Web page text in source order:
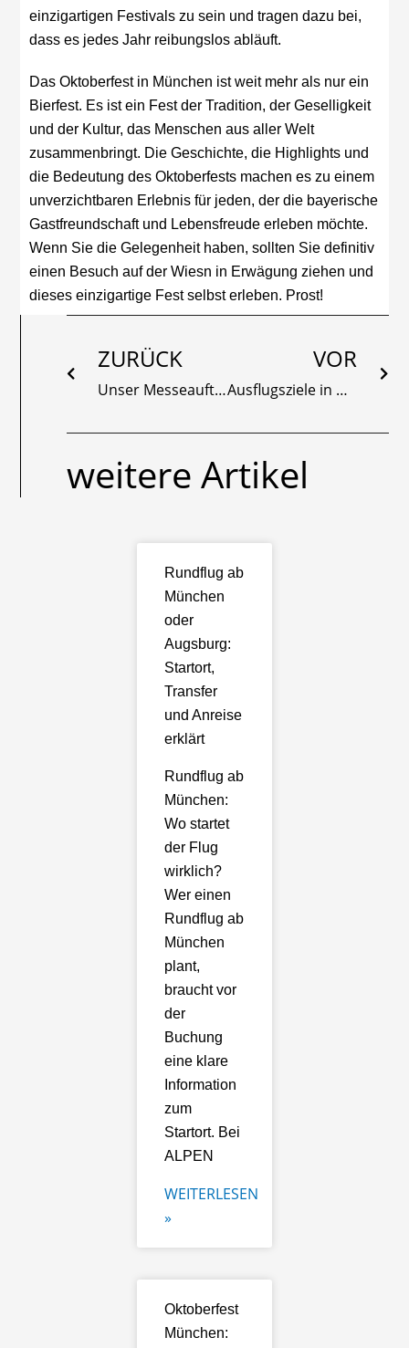
einzigartigen Festivals zu sein und tragen dazu bei,
dass es jedes Jahr reibungslos abläuft.
Das Oktoberfest in München ist weit mehr als nur ein
Bierfest. Es ist ein Fest der Tradition, der Geselligkeit
und der Kultur, das Menschen aus aller Welt
zusammenbringt. Die Geschichte, die Highlights und
die Bedeutung des Oktoberfests machen es zu einem
unverzichtbaren Erlebnis für jeden, der die bayerische
Gastfreundschaft und Lebensfreude erleben möchte.
Wenn Sie die Gelegenheit haben, sollten Sie definitiv
einen Besuch auf der Wiesn in Erwägung ziehen und
dieses einzigartige Fest selbst erleben. Prost!
ZURÜCK
Unser Messeauftritt auf der AERO 2023, 19. – 22. April
VOR
Ausflugsziele in Bayern inklusive Geheimtipps
weitere Artikel
Rundflug ab
München
oder
Augsburg:
Startort,
Transfer
und Anreise
erklärt
Rundflug ab
München:
Wo startet
der Flug
wirklich?
Wer einen
Rundflug ab
München
plant,
braucht vor
der
Buchung
eine klare
Information
zum
Startort. Bei
ALPEN
WEITERLESEN
»
Oktoberfest
München: